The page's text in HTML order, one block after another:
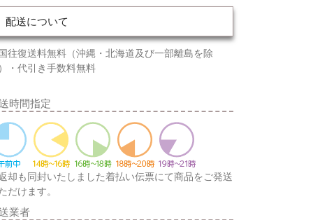
配送について
往復送料無料（沖縄・北海道及び一部離島を除
・代引き手数料無料
時間指定
却も同封いたしました着払い伝票にて商品をご発送
だけます。
業者